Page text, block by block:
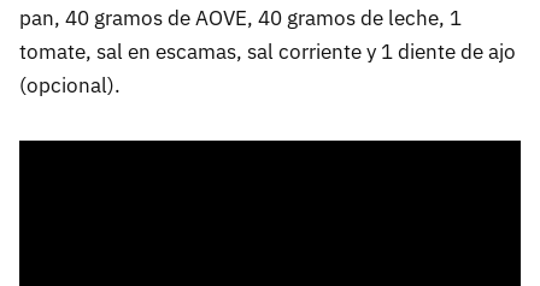
pan, 40 gramos de AOVE, 40 gramos de leche, 1
tomate, sal en escamas, sal corriente y 1 diente de ajo
(opcional).